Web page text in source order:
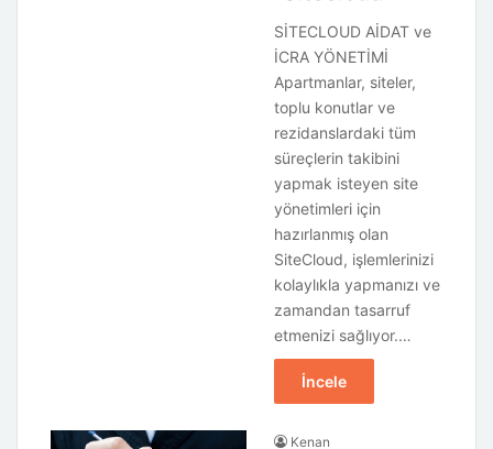
SİTECLOUD AİDAT ve
İCRA YÖNETİMİ
Apartmanlar, siteler,
toplu konutlar ve
rezidanslardaki tüm
süreçlerin takibini
yapmak isteyen site
yönetimleri için
hazırlanmış olan
SiteCloud, işlemlerinizi
kolaylıkla yapmanızı ve
zamandan tasarruf
etmenizi sağlıyor.…
İncele
Kenan